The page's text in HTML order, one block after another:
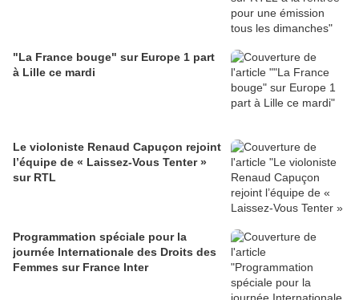
"La France bouge" sur Europe 1 part
à Lille ce mardi
Le violoniste Renaud Capuçon rejoint
l’équipe de « Laissez-Vous Tenter »
sur RTL
Programmation spéciale pour la
journée Internationale des Droits des
Femmes sur France Inter